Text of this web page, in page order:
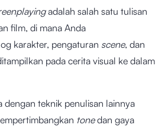
adalah salah satu tulisan
film, di mana Anda
karakter, pengaturan scene, dan
pada cerita visual ke dalam
dengan teknik penulisan lainnya
tonedan gaya